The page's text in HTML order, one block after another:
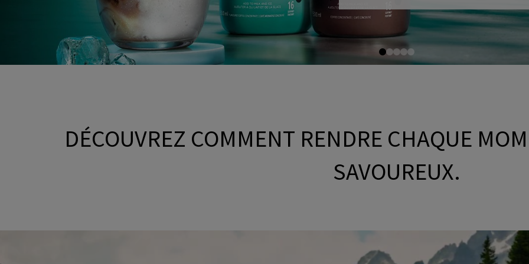
DÉCOUVREZ COMMENT RENDRE CHAQUE
SAVOUREUX.